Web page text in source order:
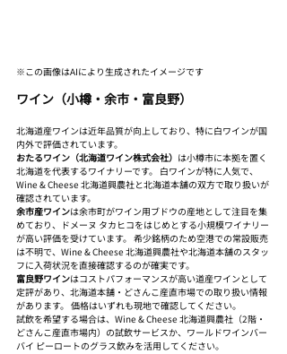
※この画像はAIにより生成されたイメージです
ワイン（小樽・余市・富良野）
北海道産ワインは近年品質が向上しており、特に白ワインが国
内外で評価されています。
おたるワイン（北海道ワイン株式会社） は小樽市に本拠を置く
北海道を代表するワイナリーです。 白ワインが特に人気で、
Wine & Cheese 北海道興農社と北海道本舗の双方で取り扱いが
確認されています。
余市産ワインは余市町がワイン用ブドウの産地として注目を集
めており、ドメーヌ タカヒコをはじめとする小規模ワイナリー
が高い評価を受けています。 希少銘柄のため空港での常設販売
は不明で、Wine & Cheese 北海道興農社や北海道本舗のスタッ
フに入荷状況を直接確認するのが確実です。
富良野ワインはコストパフォーマンスが高い道産ワインとして
定評があり、北海道本舗・どさんこ産直市場での取り扱い情報
があります。 価格はいずれも現地で確認してください。
試飲を希望する場合は、Wine & Cheese 北海道興農社（2階・
どさんこ産直市場内）の試飲サービスか、ワールドワインバー
バイ ピーロートのグラス飲みを活用してください。